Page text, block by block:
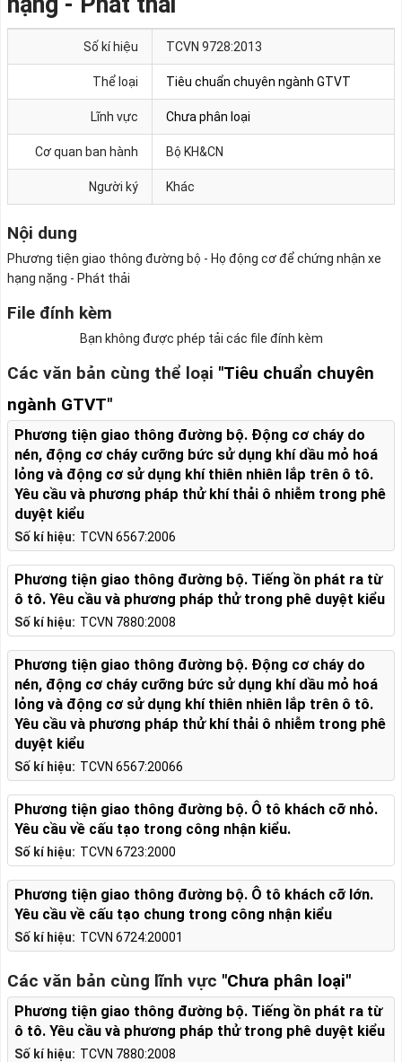
Số kí hiệu TCVN 9728:2013
Thể loại Tiêu chuẩn chuyên ngành GTVT
Lĩnh vực Chưa phân loại
Cơ quan ban hành Bộ KH&CN
Người ký Khác
Nội dung
Phương tiện giao thông đường bộ - Họ động cơ để chứng nhận xe
hạng nặng - Phát thải
File đính kèm
Bạn không được phép tải các file đính kèm
Các văn bản cùng thể loại "Tiêu chuẩn chuyên
ngành GTVT"
Số kí hiệu: TCVN 6567:2006
Phương tiện giao thông đường bộ. Động cơ cháy do
nén, động cơ cháy cưỡng bức sử dụng khí dầu mỏ hoá
lỏng và động cơ sử dụng khí thiên nhiên lắp trên ô tô.
Yêu cầu và phương pháp thử khí thải ô nhiễm trong phê
duyệt kiểu
Số kí hiệu: TCVN 7880:2008
Phương tiện giao thông đường bộ. Tiếng ồn phát ra từ
ô tô. Yêu cầu và phương pháp thử trong phê duyệt kiểu
Số kí hiệu: TCVN 6567:20066
Phương tiện giao thông đường bộ. Động cơ cháy do
nén, động cơ cháy cưỡng bức sử dụng khí dầu mỏ hoá
lỏng và động cơ sử dụng khí thiên nhiên lắp trên ô tô.
Yêu cầu và phương pháp thử khí thải ô nhiễm trong phê
duyệt kiểu
Số kí hiệu: TCVN 6723:2000
Phương tiện giao thông đường bộ. Ô tô khách cỡ nhỏ.
Yêu cầu về cấu tạo trong công nhận kiểu.
Số kí hiệu: TCVN 6724:20001
Phương tiện giao thông đường bộ. Ô tô khách cỡ lớn.
Yêu cầu về cấu tạo chung trong công nhận kiểu
Các văn bản cùng lĩnh vực "Chưa phân loại"
Số kí hiệu: TCVN 7880:2008
Phương tiện giao thông đường bộ. Tiếng ồn phát ra từ
ô tô. Yêu cầu và phương pháp thử trong phê duyệt kiểu